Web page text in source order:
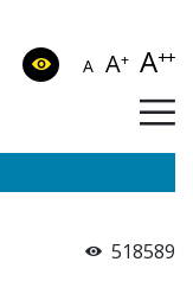
A A+ A++
518589